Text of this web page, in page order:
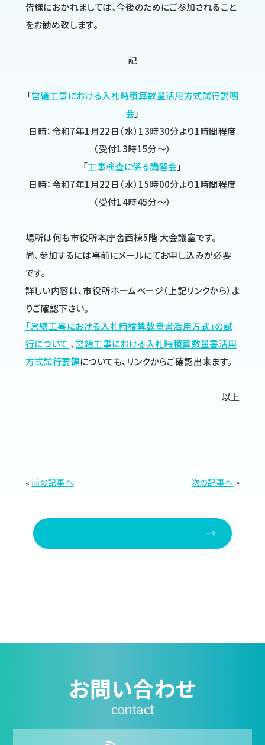
皆様におかれましては、今後のためにご参加されること
をお勧め致します。
記
「営繕工事における入札時積算数量活用方式試行説明
会」
日時：令和7年1月22日（水）13時30分より1時間程度
（受付13時15分〜）
「工事検査に係る講習会」
日時：令和7年1月22日（水）15時00分より1時間程度
（受付14時45分〜）
場所は何も市役所本庁舎西棟5階 大会議室です。
尚、参加するには事前にメールにてお申し込みが必要
です。
詳しい内容は、市役所ホームページ（上記リンクから）よ
りご確認下さい。
「営繕工事における入札時積算数量書活用方式」の試
行について 、営繕工事における入札時積算数量書活用
方式試行要領についても、リンクからご確認出来ます。
以上
« 前の記事へ 次の記事へ »
お問い合わせ
contact